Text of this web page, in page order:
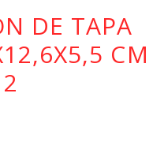
DE TAPA
CM